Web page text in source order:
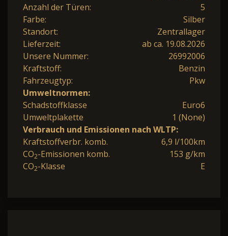
Anzahl der Türen:
5
Farbe:
Silber
Standort:
Zentrallager
Lieferzeit:
ab ca. 19.08.2026
Unsere Nummer:
26992006
Kraftstoff:
Benzin
Fahrzeugtyp:
Pkw
Umweltnormen:
Schadstoffklasse
Euro6
Umweltplakette
1 (None)
Verbrauch und Emissionen nach WLTP:
Kraftstoffverbr. komb.
6,9 l/100km
CO2-Emissionen komb.
153 g/km
CO2-Klasse E